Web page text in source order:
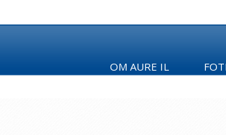
OM AURE IL